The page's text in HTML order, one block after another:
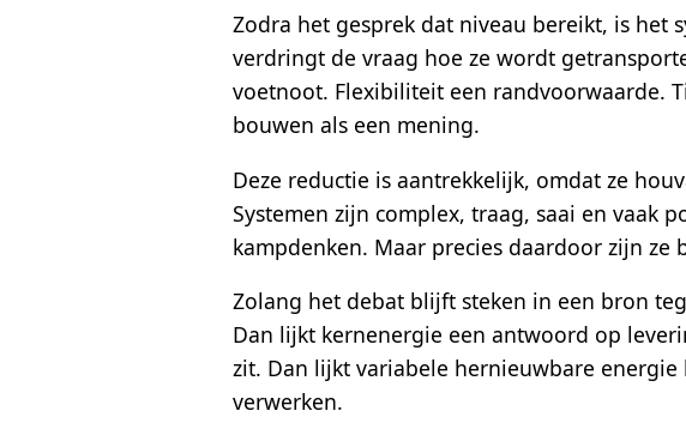
Zodra het gesprek dat niveau bereikt, is het
verdringt de vraag hoe ze wordt
voetnoot. Flexibiliteit een randvoorwaarde.
bouwen als een mening.
Deze reductie is aantrekkelijk, omdat ze
Systemen zijn complex, traag, saai en vaak
kampdenken. Maar precies daardoor zijn ze
Zolang het debat blijft steken in een bron
Dan lijkt kernenergie een antwoord op
zit. Dan lijkt variabele hernieuwbare
verwerken.